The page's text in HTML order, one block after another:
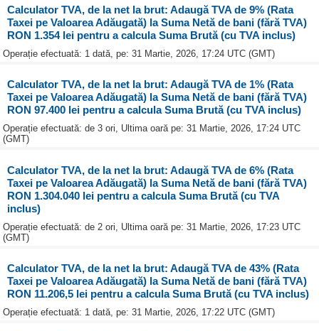
Calculator TVA, de la net la brut: Adaugă TVA de 9% (Rata
Taxei pe Valoarea Adăugată) la Suma Netă de bani (fără TVA)
RON 1.354 lei pentru a calcula Suma Brută (cu TVA inclus)
Operație efectuată: 1 dată, pe: 31 Martie, 2026, 17:24 UTC (GMT)
Calculator TVA, de la net la brut: Adaugă TVA de 1% (Rata
Taxei pe Valoarea Adăugată) la Suma Netă de bani (fără TVA)
RON 97.400 lei pentru a calcula Suma Brută (cu TVA inclus)
Operație efectuată: de 3 ori, Ultima oară pe: 31 Martie, 2026, 17:24 UTC
(GMT)
Calculator TVA, de la net la brut: Adaugă TVA de 6% (Rata
Taxei pe Valoarea Adăugată) la Suma Netă de bani (fără TVA)
RON 1.304.040 lei pentru a calcula Suma Brută (cu TVA
inclus)
Operație efectuată: de 2 ori, Ultima oară pe: 31 Martie, 2026, 17:23 UTC
(GMT)
Calculator TVA, de la net la brut: Adaugă TVA de 43% (Rata
Taxei pe Valoarea Adăugată) la Suma Netă de bani (fără TVA)
RON 11.206,5 lei pentru a calcula Suma Brută (cu TVA inclus)
Operație efectuată: 1 dată, pe: 31 Martie, 2026, 17:22 UTC (GMT)